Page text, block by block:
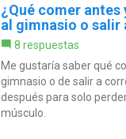
¿Qué comer antes
al gimnasio o salir
8 respuestas
Me gustaría saber qué
gimnasio o de salir a
después para solo
músculo.